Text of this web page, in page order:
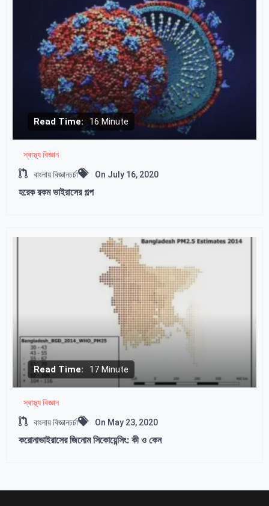
Read Time: 16 Minute
স্বাস্থ্য বিজ্ঞান
বাংলায় বিজ্ঞানচর্চা On July 16, 2020
হরেক রকম ভাইরাসের গল্প
Read Time: 17 Minute
স্বাস্থ্য বিজ্ঞান
বাংলায় বিজ্ঞানচর্চা On May 23, 2020
করোনাভাইরাসের জিনোম সিকোয়েন্সিং: কী ও কেন